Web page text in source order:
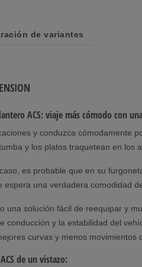
de variantes
ACS: viaje más cómodo con
y conduzca cómodamente
y los platos traquetean en los
es probable que en su
espera una verdadera comodidad
una solución fácil de reequipar y
conducción y la estabilidad del
curvas y menos movimientos
de un vistazo: